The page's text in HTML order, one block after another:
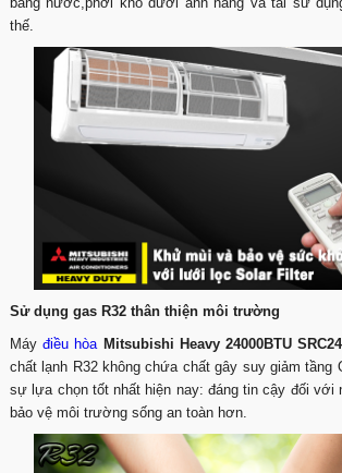
thế.
Sử dụng gas R32 thân thiện môi trường
Máyđiều hòa Mitsubishi Heavy 24000BTU
chất lạnh R32 không chứa chất gây suy giảm tầng
sự lựa chọn tốt nhất hiện nay: đáng tin cậy đối với
bảo vệ môi trường sống an toàn hơn.